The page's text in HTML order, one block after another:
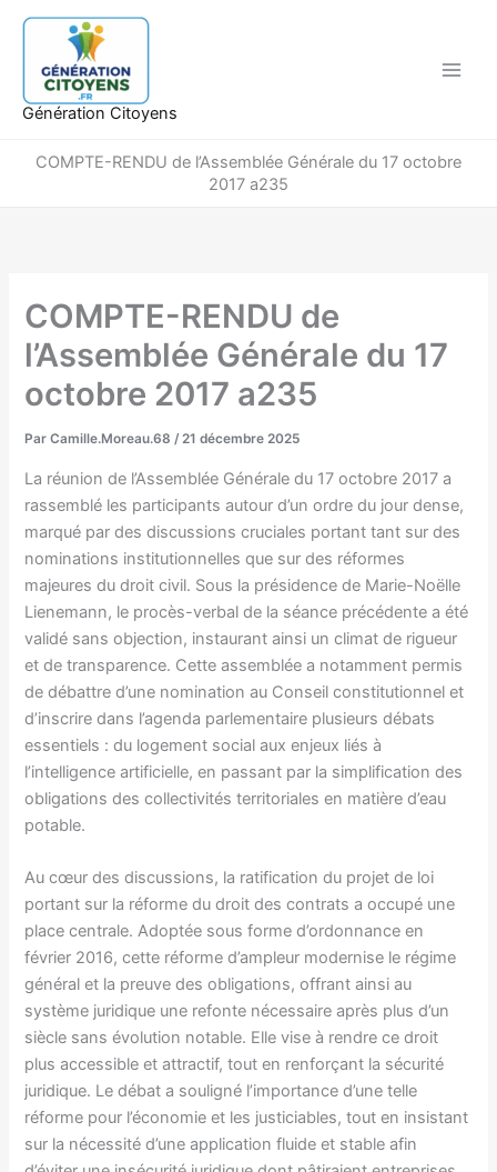
Aller
contenu
Génération Citoyens
COMPTE-RENDU de l’Assemblée Générale du 17 octobre
2017 a235
COMPTE-RENDU de
l’Assemblée Générale du 17
octobre 2017 a235
ParCamille.Moreau.68/21 décembre 2025
La réunion de l’Assemblée Générale du 17 octobre 2017 a
rassemblé les participants autour d’un ordre du jour dense,
marqué par des discussions cruciales portant tant sur des
nominations institutionnelles que sur des réformes
majeures du droit civil. Sous la présidence de Marie-Noëlle
Lienemann, le procès-verbal de la séance précédente a été
validé sans objection, instaurant ainsi un climat de rigueur
et de transparence. Cette assemblée a notamment permis
de débattre d’une nomination au Conseil constitutionnel et
d’inscrire dans l’agenda parlementaire plusieurs débats
essentiels : du logement social aux enjeux liés à
l’intelligence artificielle, en passant par la simplification des
obligations des collectivités territoriales en matière d’eau
potable.
Au cœur des discussions, la ratification du projet de loi
portant sur la réforme du droit des contrats a occupé une
place centrale. Adoptée sous forme d’ordonnance en
février 2016, cette réforme d’ampleur modernise le régime
général et la preuve des obligations, offrant ainsi au
système juridique une refonte nécessaire après plus d’un
siècle sans évolution notable. Elle vise à rendre ce droit
plus accessible et attractif, tout en renforçant la sécurité
juridique. Le débat a souligné l’importance d’une telle
réforme pour l’économie et les justiciables, tout en insistant
sur la nécessité d’une application fluide et stable afin